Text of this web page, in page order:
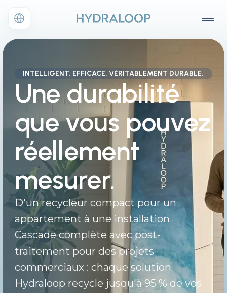
INTELLIGENT. EFFICACE. VÉRITABLEMENT DURABLE.
Une durabilité
que vous pouvez
réellement
mesurer.
D'un recycleur compact pour un
appartement à une installation
Cascade complète avec post-
traitement pour des projets
commerciaux : chaque solution
Hydraloop recycle jusqu'à 95 % de vos